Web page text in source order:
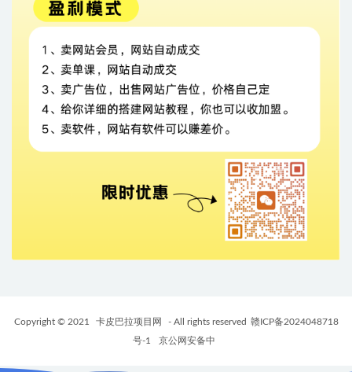
Copyright © 2021 卡皮巴拉项目网 - All rights reserved
赣ICP备2024048718
号-1
京公网安备中